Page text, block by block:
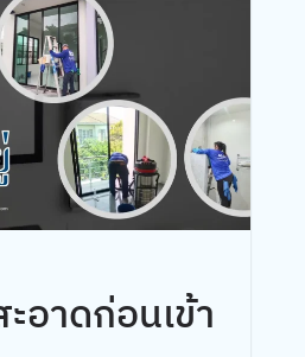
อาดก่อนเข้า